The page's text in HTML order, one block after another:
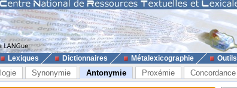
Lexiques Dictionnaires Métalexicographie Outils
Synonymie Antonymie Proxémie Concordance